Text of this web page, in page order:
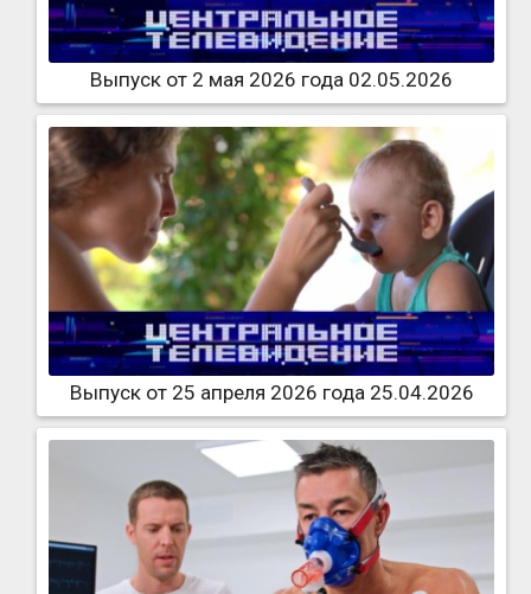
Выпуск от 2 мая 2026 года 02.05.2026
Выпуск от 25 апреля 2026 года 25.04.2026